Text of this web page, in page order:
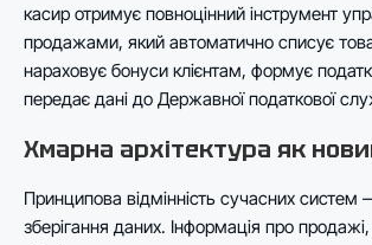
касир отримує повноцінний інструмент
продажами, який автоматично списує
нараховує бонуси клієнтам, формує
передає дані до Державної податкової
Хмарна архітектура як
Принципова відмінність сучасних
зберігання даних. Інформація про продажі,